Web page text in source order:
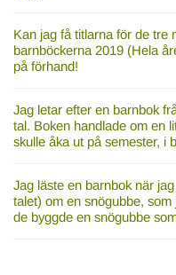
Kan jag få titlarna för de tre
barnböckerna 2019 (Hela
på förhand!
Jag letar efter en barnbok
tal. Boken handlade om en
skulle åka ut på semester, i
Jag läste en barnbok när
talet) om en snögubbe,
de byggde en snögubbe